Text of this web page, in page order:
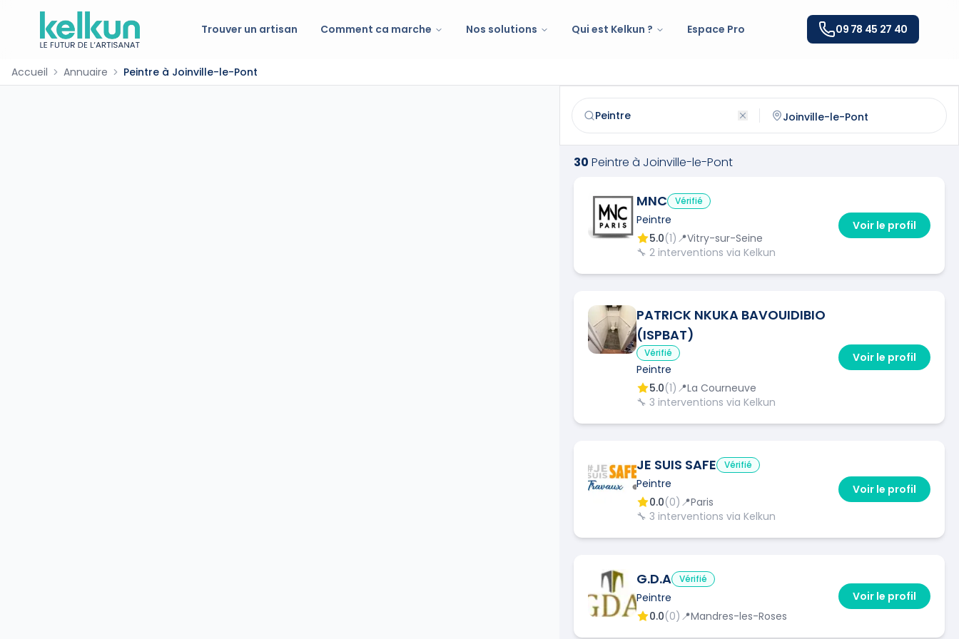
Trouver un artisan Comment ca marche Nos solutions Qui est Kelkun ? Espace Pro 09 78 45 27 40
Accueil Annuaire Peintre à Joinville-le-Pont
Trouvez et contactez un
peintrequalifié à Joinville-le-Pont
30 Peintre à Joinville-le-Pont
MNC Vérifié
Peintre
5.0(1) 📍Vitry-sur-Seine
🔧 2 interventions via Kelkun
Voir le profil
PATRICK NKUKA BAVOUIDIBIO
(ISPBAT)
Vérifié
Peintre
5.0(1) 📍La Courneuve
🔧 3 interventions via Kelkun
Voir le profil
JE SUIS SAFE Vérifié
Peintre
0.0(0) 📍Paris
🔧 3 interventions via Kelkun
Voir le profil
G.D.A Vérifié
Peintre
0.0(0) 📍Mandres-les-Roses
Voir le profil